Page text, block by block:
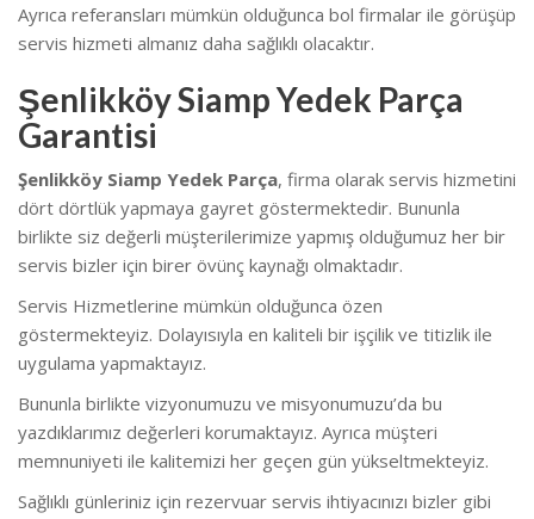
Ayrıca referansları mümkün olduğunca bol firmalar ile görüşüp
servis hizmeti almanız daha sağlıklı olacaktır.
Şenlikköy Siamp Yedek Parça
Garantisi
Şenlikköy Siamp Yedek Parça, firma olarak servis hizmetini
dört dörtlük yapmaya gayret göstermektedir. Bununla
birlikte siz değerli müşterilerimize yapmış olduğumuz her bir
servis bizler için birer övünç kaynağı olmaktadır.
Servis Hizmetlerine mümkün olduğunca özen
göstermekteyiz. Dolayısıyla en kaliteli bir işçilik ve titizlik ile
uygulama yapmaktayız.
Bununla birlikte vizyonumuzu ve misyonumuzu’da bu
yazdıklarımız değerleri korumaktayız. Ayrıca müşteri
memnuniyeti ile kalitemizi her geçen gün yükseltmekteyiz.
Sağlıklı günleriniz için rezervuar servis ihtiyacınızı bizler gibi